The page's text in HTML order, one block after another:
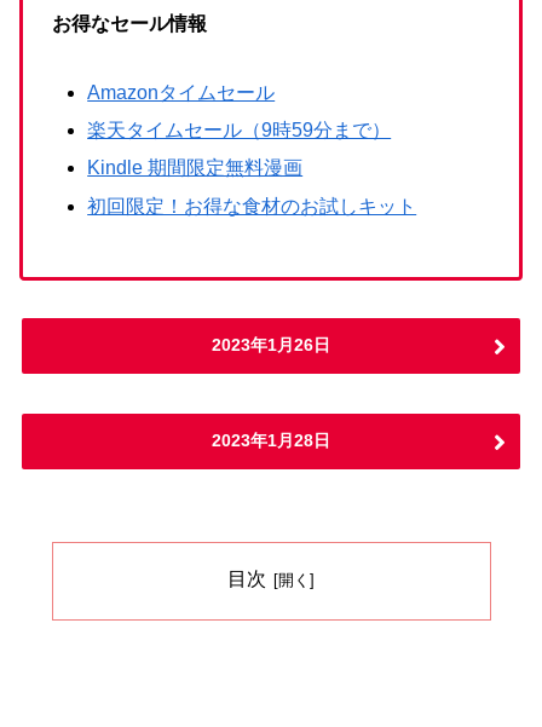
お得なセール情報
Amazonタイムセール
楽天タイムセール（9時59分まで）
Kindle 期間限定無料漫画
初回限定！お得な食材のお試しキット
2023年1月26日
2023年1月28日
目次